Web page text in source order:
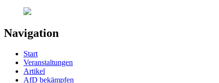
Navigation
Start
Veranstaltungen
Artikel
AfD bekämpfen